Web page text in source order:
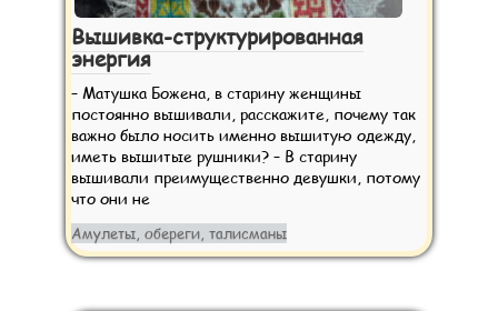
Вышивка-структурированная
энергия
– Матушка Божена, в старину женщины
постоянно вышивали, расскажите, почему так
важно было носить именно вышитую одежду,
иметь вышитые рушники? – В старину
вышивали преимущественно девушки, потому
что они не
Амулеты, обереги, талисманы